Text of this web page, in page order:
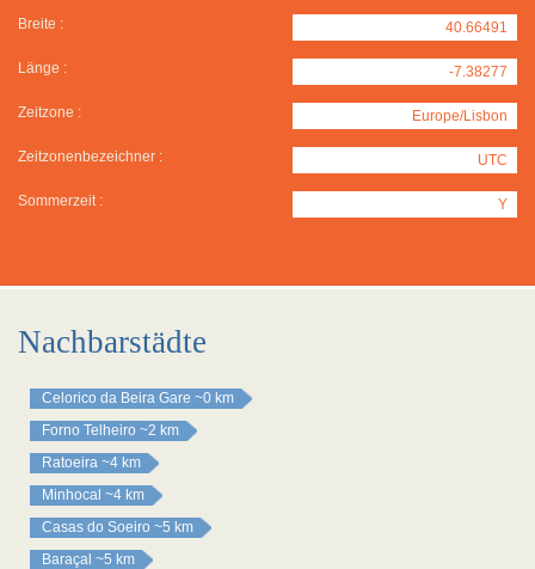
Breite : 40.66491
Länge : -7.38277
Zeitzone : Europe/Lisbon
Zeitzonenbezeichner : UTC
Sommerzeit : Y
Nachbarstädte
Celorico da Beira Gare ~0 km
Forno Telheiro ~2 km
Ratoeira ~4 km
Minhocal ~4 km
Casas do Soeiro ~5 km
Baraçal ~5 km